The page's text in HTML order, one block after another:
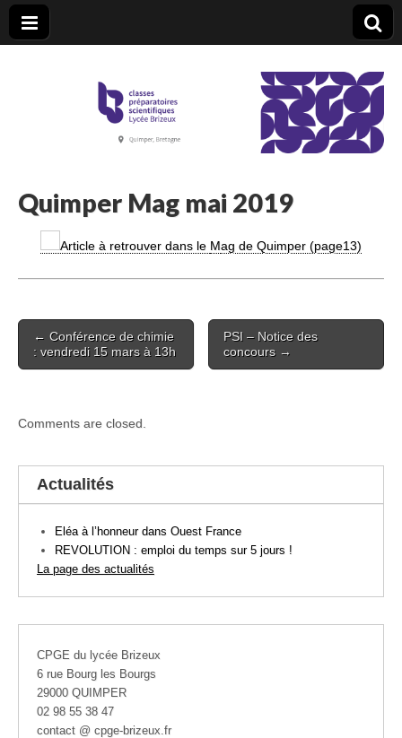
CPGE Brizeux
Quimper Mag mai 2019
Article à retrouver dans le Mag de Quimper (page13)
Post
navigation
← Conférence de chimie
: vendredi 15 mars à 13h
PSI – Notice des
concours →
Comments are closed.
Actualités
Eléa à l’honneur dans Ouest France
REVOLUTION : emploi du temps sur 5 jours !
La page des actualités
CPGE du lycée Brizeux
6 rue Bourg les Bourgs
29000 QUIMPER
02 98 55 38 47
contact @ cpge-brizeux.fr